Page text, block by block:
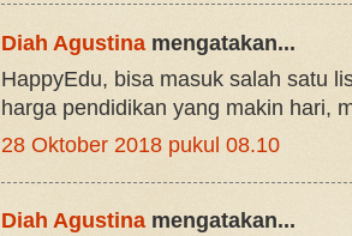
Diah Agustinamengatakan...
HappyEdu, bisa masuk salah satu
harga pendidikan yang makin hari,
28 Oktober 2018 pukul 08.10
Diah Agustinamengatakan...